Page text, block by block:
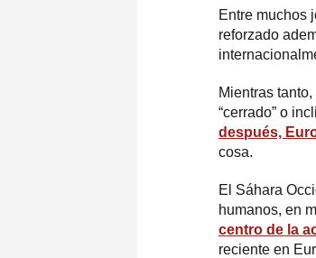
Entre muchos
reforzado
Mientras
“cerrado” o
después,
cosa.
El Sáhara
humanos, en
centro de la
reciente en